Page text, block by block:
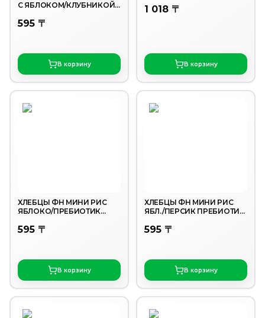
С ЯБЛОКОМ/КЛУБНИКОЙ/
30ГР
595 〒
В корзину
ШОКОЛАД 200ГР
1 018 〒
В корзину
ХЛЕБЦЫ ФН МИНИ РИС
ЯБЛОКО/ПРЕБИОТИК
595 〒
В корзину
ХЛЕБЦЫ ФН МИНИ РИС
ЯБЛ./ПЕРСИК ПРЕБИОТИК
595 〒
В корзину